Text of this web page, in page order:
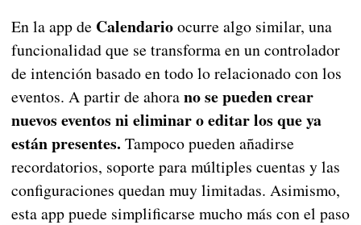
En la app de Calendarioocurre algo similar, una
funcionalidad que se transforma en un controlador
de intención basado en todo lo relacionado con los
eventos. A partir de ahorano se pueden crear
nuevos eventos ni eliminar o editar los que ya
están presentes. Tampoco pueden añadirse
recordatorios, soporte para múltiples cuentas y las
configuraciones quedan muy limitadas. Asimismo,
esta app puede simplificarse mucho más con el paso